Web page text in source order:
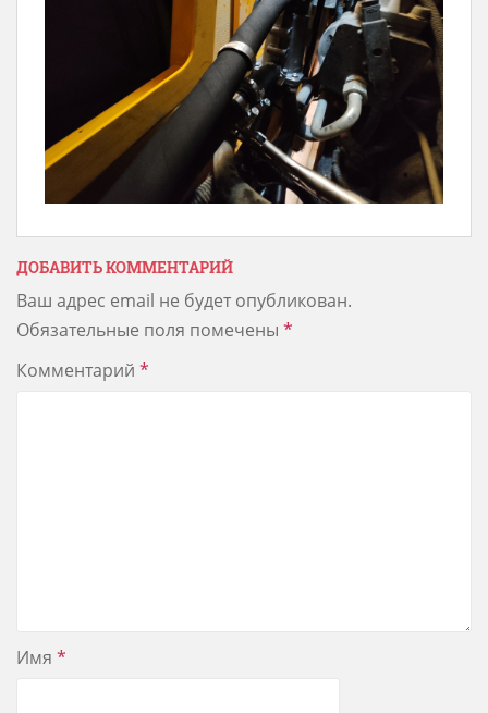
ДОБАВИТЬ КОММЕНТАРИЙ
Ваш адрес email не будет опубликован.
Обязательные поля помечены *
Комментарий *
Имя *